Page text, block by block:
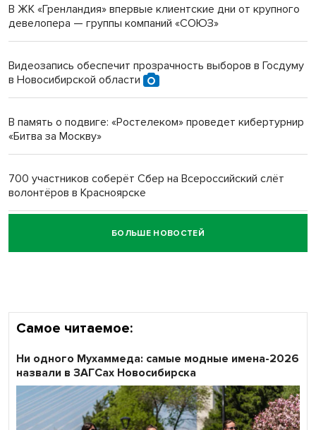
Новосибирский преподаватель с женой вошли в топ-16
В ЖК «Гренландия» впервые клиентские дни от крупного
девелопера — группы компаний «СОЮЗ»
Видеозапись обеспечит прозрачность выборов в Госдуму
в Новосибирской области
В память о подвиге: «Ростелеком» проведет кибертурнир
«Битва за Москву»
700 участников соберёт Сбер на Всероссийский слёт
волонтёров в Красноярске
Честный выбор: видеонаблюдение обеспечит
объективность результатов ЕДГ в Новосибирской
БОЛЬШЕ НОВОСТЕЙ
Самое читаемое:
Ни одного Мухаммеда: самые модные имена-2026
назвали в ЗАГСах Новосибирска